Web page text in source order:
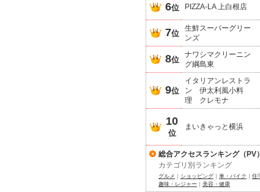
6位 PIZZA-LA 上白根店
7位
生鮮スーパーグリー
ンズ
8位
ナワシマクリーニン
グ綱島東
9位
イタリアンレストラ
ン 伊太利風小料
理 クレモナ
10
位
まいきゃっと横浜
総合アクセスランキング（PV
カテゴリ別ランキング
グルメ ショッピング 車・バイク 住
趣味・レジャー
美容・健康